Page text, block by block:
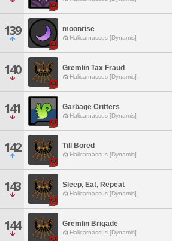
139 moonrise
Halicarnassus [Dynamis]
140 Gremlin Tax Fraud
Halicarnassus [Dynamis]
141 Garbage Critters
Halicarnassus [Dynamis]
142 Till Bored
Halicarnassus [Dynamis]
143 Sleep, Eat, Repeat
Halicarnassus [Dynamis]
144 Gremlin Brigade
Halicarnassus [Dynamis]